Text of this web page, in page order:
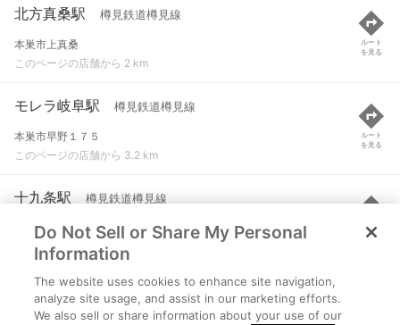
北方真桑駅 樽見鉄道樽見線
本巣市上真桑
このページの店舗から 2 km
ルート
を見る
モレラ岐阜駅 樽見鉄道樽見線
本巣市早野１７５
このページの店舗から 3.2 km
ルート
を見る
十九条駅 樽見鉄道樽見線
瑞穂市十九条字河原
このページの店舗から 3.7 km
ルート
を見る
糸貫駅 樽見鉄道樽見線
本巣市糸貫石田
Do Not Sell or Share My Personal
Information
The website uses cookies to enhance site navigation,
analyze site usage, and assist in our marketing efforts.
We also sell or share information about your use of our